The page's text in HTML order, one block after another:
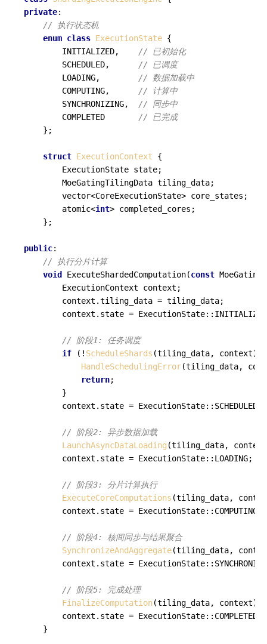
private:
// 执行状态机
enum class ExecutionState {
        INITIALIZED,
// 已初始化
        SCHEDULED,
// 已调度
        LOADING,
// 数据加载中
        COMPUTING,
// 计算中
        SYNCHRONIZING,
// 同步中
        COMPLETED
// 已完成
    };
struct ExecutionContext {
        ExecutionState state;
        MoeGatingTilingData tiling_data;
        vector<CoreExecutionState> core_states;
        atomic<
int> completed_cores;
    };
public:
// 执行分片计算
void
ExecuteShardedComputation(const
        ExecutionContext context;
        context.tiling_data = tiling_data;
context.state =
// 阶段1: 任务调度
if (! ScheduleShards (tiling_data, context))
HandleSchedulingError(tiling_data,
return;
        }
        context.state = ExecutionState::SCHEDULED;
// 阶段2: 异步数据加载
LaunchAsyncDataLoading (tiling_data,
        context.state = ExecutionState::LOADING;
// 阶段3: 分片计算执行
ExecuteCoreComputations (tiling_data,
        context.state = ExecutionState::COMPUTING;
// 阶段4: 核间同步与结果聚合
SynchronizeAndAggregate(tiling_data,
context.state =
// 阶段5: 完成处理
FinalizeComputation(tiling_data, context);
        context.state = ExecutionState::COMPLETED;
    }